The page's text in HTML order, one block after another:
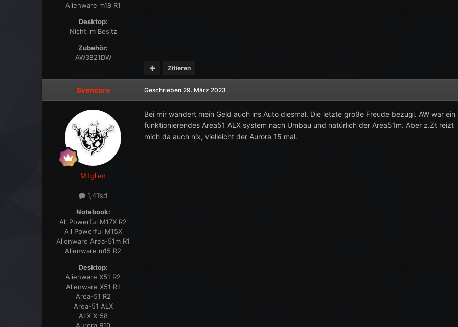
Alienware m18 R1
Desktop:
Nicht im Besitz
Zubehör:
AW3821DW
Zitieren
Svencore
Mitglied
1,4Tsd
Notebook:
All Powerful M17X R2
All Powerful M15X
Alienware Area-51m R1
Alienware m15 R2
Desktop:
Alienware X51 R2
Alienware X51 R1
Area-51 R2
Area-51 ALX
ALX X-58
Geschrieben 29. März 2023
Bei mir wandert mein Geld auch ins Auto diesmal. Die letzte große Freude bezugl. AW war ein
funktionierendes Area51 ALX system nach Umbau und natürlich der Area51m. Aber z.Zt reizt
mich da auch nix, vielleicht der Aurora 15 mal.